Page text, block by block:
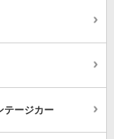
テージカー